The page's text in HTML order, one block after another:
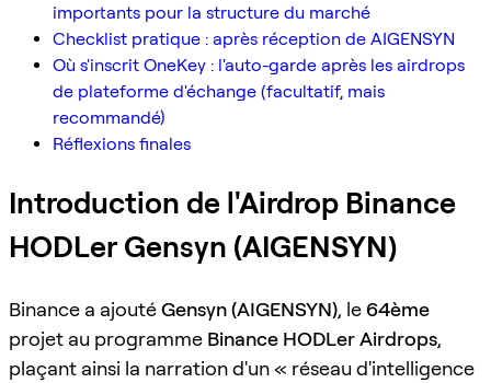
importants pour la structure du marché
Checklist pratique : après réception de AIGENSYN
Où s'inscrit OneKey : l'auto-garde après les airdrops
de plateforme d'échange (facultatif, mais
recommandé)
Réflexions finales
Introduction de l'Airdrop Binance
HODLer Gensyn (AIGENSYN)
Binance a ajoutéGensyn (AIGENSYN), le64ème
projet au programme Binance HODLer Airdrops,
plaçant ainsi la narration d'un « réseau d'intelligence